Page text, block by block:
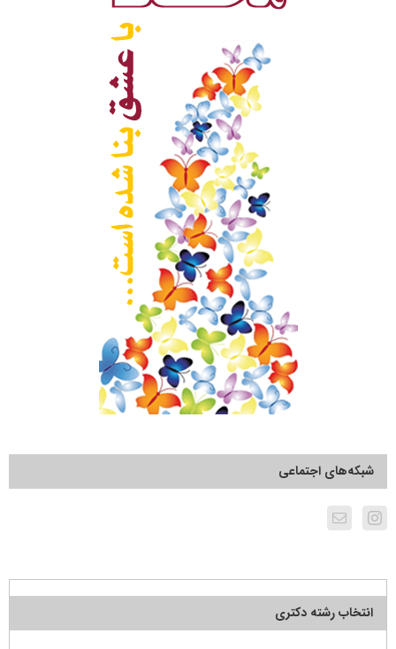
شبکه‌های اجتماعی
انتخاب رشته دکتری